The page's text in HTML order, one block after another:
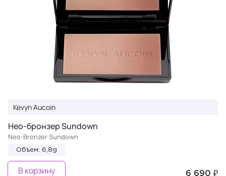
Kevyn Aucoin
Нео-бронзер Sundown
Neo-Bronzer Sundown
Объем: 6,8g
6 690 ₽
В корзину